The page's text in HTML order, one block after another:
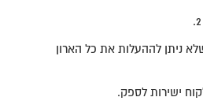
קומה (במקרה שלא ניתן לההעלות את כל הארון